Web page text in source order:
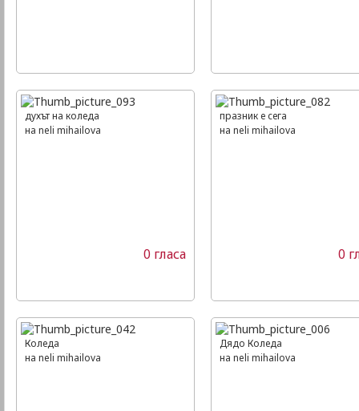
духът на коледа
на neli mihailova
0 гласа
празник е сега
на neli mihailova
0
Коледа
на neli mihailova
Дядо Коледа
на neli mihailova